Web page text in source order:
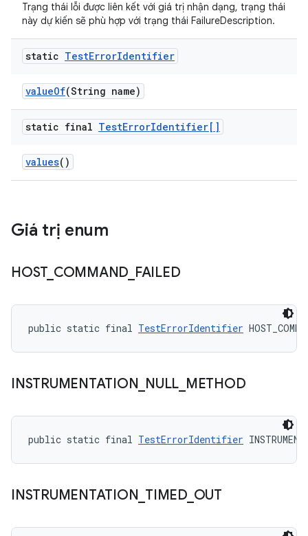
Trạng thái lỗi được liên kết với giá trị nhận dạng, trạng thái
này dự kiến sẽ phù hợp với trạng thái FailureDescription.
static TestErrorIdentifier
valueOf(String name)
static final TestErrorIdentifier[]
values()
Giá trị enum
HOST_ COMMAND FAILED
public static final TestErrorIdentifier
INSTRUMENTATION NULL METHOD
public static final TestErrorIdentifier
INSTRUMENTATION TIMED_ OUT